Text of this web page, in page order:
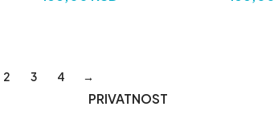
2 3 4 →
PRIVATNOST